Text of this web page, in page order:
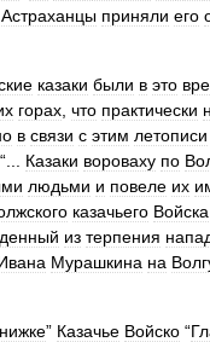
Астраханцы приняли его
казаки были в это
горах что практически
в связи с этим летописи
“... Казаки вороваху по
людьми и повеле их
казачьего Войска
из терпения
Мурашкина на
” Казачье Войско “